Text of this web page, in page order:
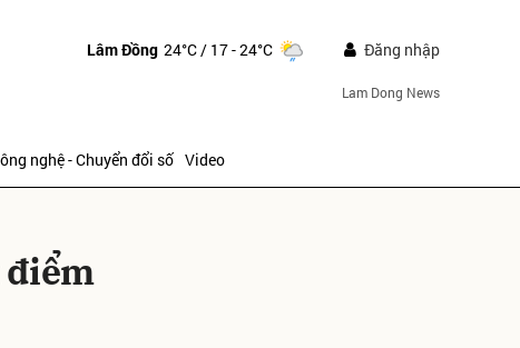
Lâm Đồng 24°C/ 17 - 24°C Đăng nhập
Lam Dong News
nghệ - Chuyển đổi số Video